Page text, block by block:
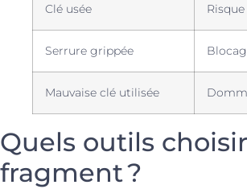
Clé usée
Serrure grippée
Mauvaise clé utilisée
Quels outils
fragment ?